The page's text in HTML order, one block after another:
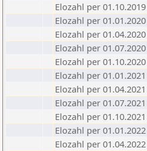
Elozahl per 01.10.2019
Elozahl per 01.01.2020
Elozahl per 01.04.2020
Elozahl per 01.07.2020
Elozahl per 01.10.2020
Elozahl per 01.01.2021
Elozahl per 01.04.2021
Elozahl per 01.07.2021
Elozahl per 01.10.2021
Elozahl per 01.01.2022
Elozahl per 01.04.2022